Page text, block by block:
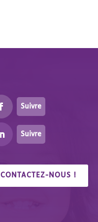
Suivre
Suivre
CONTACTEZ-NOUS !